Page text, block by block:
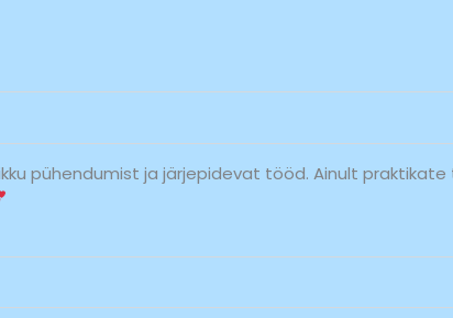
pühendumist ja järjepidevat tööd. Ainult